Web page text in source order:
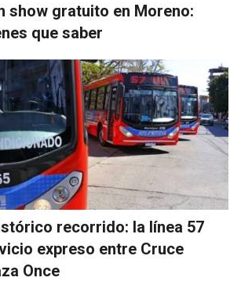
show gratuito en Moreno:
que saber
recorrido: la línea 57
expreso entre Cruce
Once